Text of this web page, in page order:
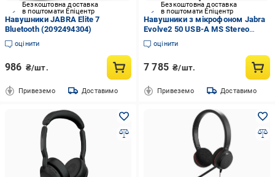
Безкоштовна доставка
в поштомати Епіцентр
Навушники JABRA Elite 7
Bluetooth (2092494304)
оцінити
986 ₴/шт.
Привеземо Доставимо
Безкоштовна доставка
в поштомати Епіцентр
Навушники з мікрофоном Jabra
Evolve2 50 USB-A MS Stereo
(25089-999-999)
оцінити
7 785 ₴/шт.
Привеземо Доставимо